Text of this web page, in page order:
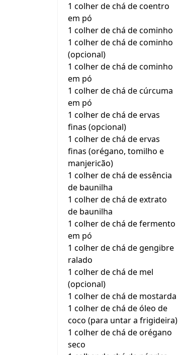
1 colher de chá de coentro
em pó
1 colher de chá de cominho
1 colher de chá de cominho
(opcional)
1 colher de chá de cominho
em pó
1 colher de chá de cúrcuma
em pó
1 colher de chá de ervas
finas (opcional)
1 colher de chá de ervas
finas (orégano, tomilho e
manjericão)
1 colher de chá de essência
de baunilha
1 colher de chá de extrato
de baunilha
1 colher de chá de fermento
em pó
1 colher de chá de gengibre
ralado
1 colher de chá de mel
(opcional)
1 colher de chá de mostarda
1 colher de chá de óleo de
coco (para untar a frigideira)
1 colher de chá de orégano
seco